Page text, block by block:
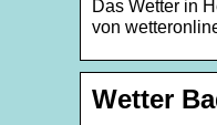
Das Wetter in
von
Wetter